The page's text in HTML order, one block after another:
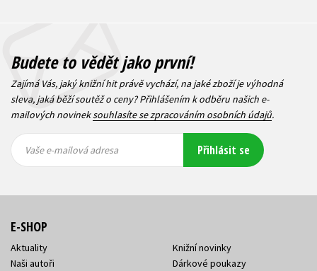
Budete to vědět jako první!
Zajímá Vás, jaký knižní hit právě vychází, na jaké zboží je výhodná
sleva, jaká běží soutěž o ceny? Přihlášením k odběru našich e-
mailových novineksouhlasíte se zpracováním osobních údajů.
mailová
mailová
Vaše e-mailová adresa Přihlásit se
E-SHOP
Aktuality
Naši autoři
Knižní novinky
Dárkové poukazy